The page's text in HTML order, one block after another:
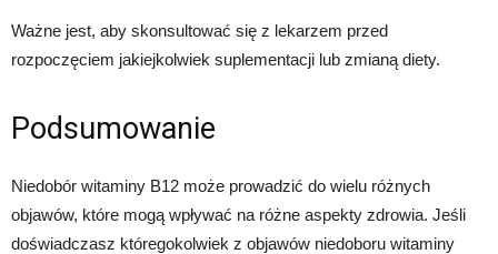
Ważne jest, aby skonsultować się z lekarzem przed
rozpoczęciem jakiejkolwiek suplementacji lub zmianą diety.
Podsumowanie
Niedobór witaminy B12 może prowadzić do wielu różnych
objawów, które mogą wpływać na różne aspekty zdrowia. Jeśli
doświadczasz któregokolwiek z objawów niedoboru witaminy